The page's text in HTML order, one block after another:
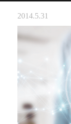
2014.5.31